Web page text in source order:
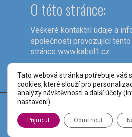
O této stránce:
Veškeré kontaktní údaje a
společnosti provozující tento
stránce www.kabel1.cz
Používáme WordPress (v
od
Tato webová stránka potřebuje váš
cookies, které slouží pro
analýzy návštěvnosti a další účely (
nastavení).
Přijmout Odmítnout